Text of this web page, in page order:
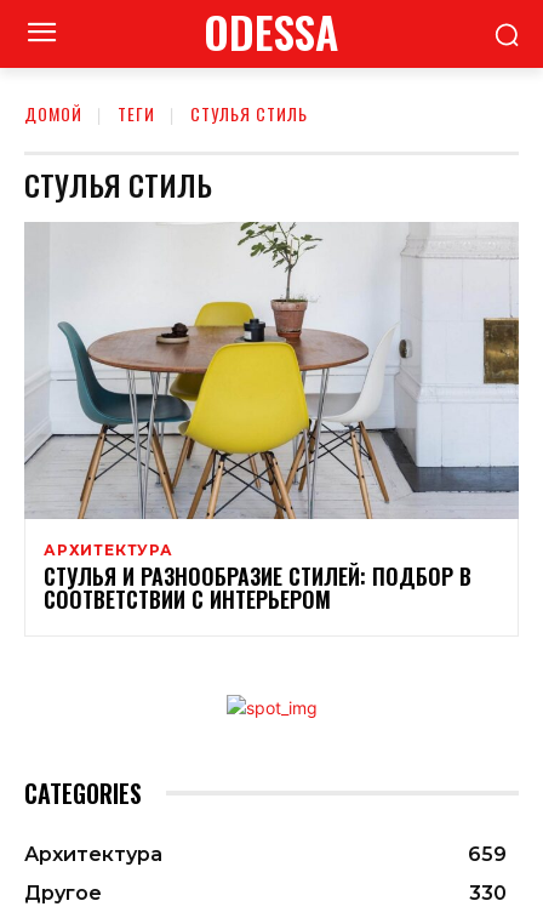
ODESSA
ДОМОЙ ТЕГИ СТУЛЬЯ СТИЛЬ
СТУЛЬЯ СТИЛЬ
АРХИТЕКТУРА
СТУЛЬЯ И РАЗНООБРАЗИЕ СТИЛЕЙ: ПОДБОР В
СООТВЕТСТВИИ С ИНТЕРЬЕРОМ
CATEGORIES
Архитектура
659
Другое
330